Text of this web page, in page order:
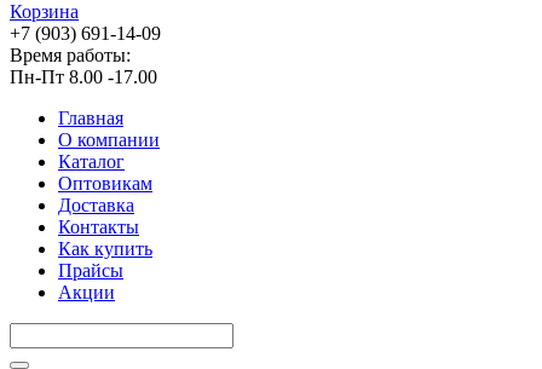
Корзина
+7 (903) 691-14-09
Время работы:
Пн-Пт 8.00 -17.00
Главная
О компании
Каталог
Оптовикам
Доставка
Контакты
Как купить
Прайсы
Акции